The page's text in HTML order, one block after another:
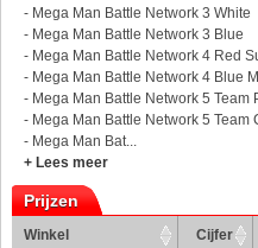
- Mega Man Battle Network 3 White
- Mega Man Battle Network 3 Blue
- Mega Man Battle Network 4 Red
- Mega Man Battle Network 4 Blue
- Mega Man Battle Network 5 Team
- Mega Man Battle Network 5 Team
- Mega Man Bat...
+ Lees meer
Prijzen
Winkel Cijfer